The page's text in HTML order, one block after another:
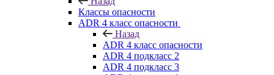
Классы опасности
ADR 4 класс опасности
Назад
ADR 4 класс опасности
ADR 4 подкласс 2
ADR 4 подкласс 3